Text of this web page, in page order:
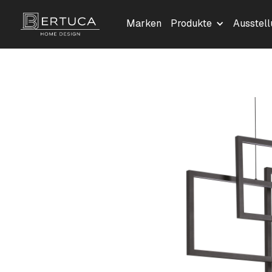
Marken Produkte